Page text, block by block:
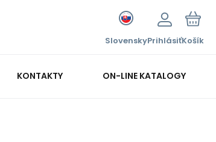
SlovenskyPrihlásiťKošík
KONTAKTY ON-LINE KATALOGY